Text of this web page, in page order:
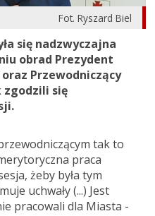
Fot. Ryszard Biel
się nadzwyczajna
obrad Prezydent
Przewodniczący
zgodzili się
tak to
praca
żeby była tym
uchwały (...) Jest
pracowali dla Miasta -